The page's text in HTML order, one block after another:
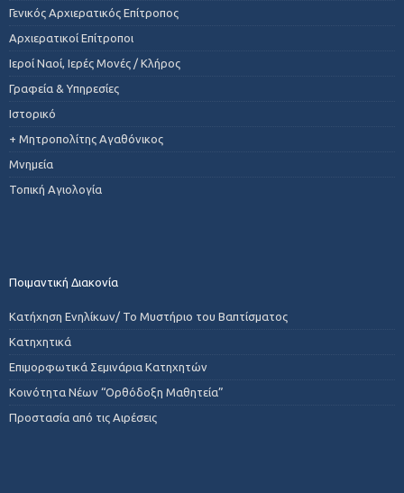
Γενικός Αρχιερατικός Επίτροπος
Αρχιερατικοί Επίτροποι
Ιεροί Ναοί, Ιερές Μονές / Κλήρος
Γραφεία & Υπηρεσίες
Ιστορικό
+ Μητροπολίτης Αγαθόνικος
Μνημεία
Τοπική Αγιολογία
Ποιμαντική Διακονία
Κατήχηση Ενηλίκων/ Το Μυστήριο του Βαπτίσματος
Κατηχητικά
Επιμορφωτικά Σεμινάρια Κατηχητών
Κοινότητα Νέων “Ορθόδοξη Μαθητεία”
Προστασία από τις Αιρέσεις